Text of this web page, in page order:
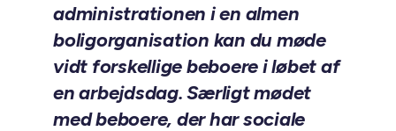
administrationen i en almen
boligorganisation kan du møde
vidt forskellige beboere i løbet af
en arbejdsdag. Særligt mødet
med beboere, der har sociale